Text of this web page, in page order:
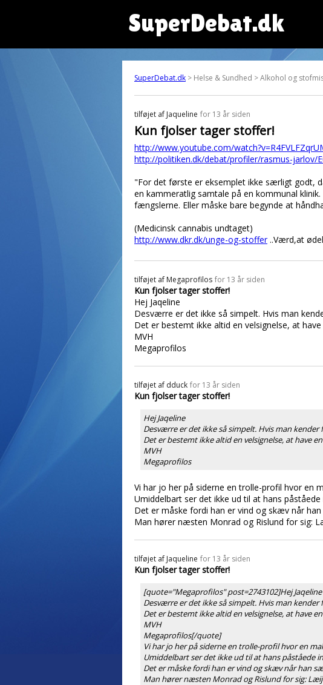
SuperDebat.dk
SuperDebat.dk > Helse & Sundhed > Alkohol og
tilføjet af Jaqueline for 13 år siden
Kun fjolser tager stoffer!
http://www.youtube.com/
http://politiken.dk/debat/profiler/rasmus-jarlov/
"For det første er eksemplet ikke særligt godt,
en kammeratlig samtale på en kommunal
fængslerne. Eller måske bare begynde at
(Medicinsk cannabis undtaget)
http://www.dkr.dk/unge-og-stoffer..Værd,at
tilføjet af Megaprofilos for 13 år siden
Kun fjolser tager stoffer!
Hej Jaqeline
Desværre er det ikke så simpelt. Hvis man
Det er bestemt ikke altid en velsignelse, at
MVH
Megaprofilos
tilføjet af dduck for 13 år siden
Kun fjolser tager stoffer!
Hej Jaqeline
Desværre er det ikke så simpelt. Hvis man
Det er bestemt ikke altid en velsignelse, at have
MVH
Megaprofilos
Vi har jo her på siderne en trolle-profil hvor en
Umiddelbart ser det ikke ud til at hans
Det er måske fordi han er vind og skæv når
Man hører næsten Monrad og Rislund for sig:
tilføjet af Jaqueline for 13 år siden
Kun fjolser tager stoffer!
[quote="Megaprofilos" post=2743102]Hej Jaqeline
Desværre er det ikke så simpelt. Hvis man
Det er bestemt ikke altid en velsignelse, at have
MVH
Megaprofilos[/quote]
Vi har jo her på siderne en trolle-profil hvor en
Umiddelbart ser det ikke ud til at hans påståede
Det er måske fordi han er vind og skæv når han
Man hører næsten Monrad og Rislund for sig: